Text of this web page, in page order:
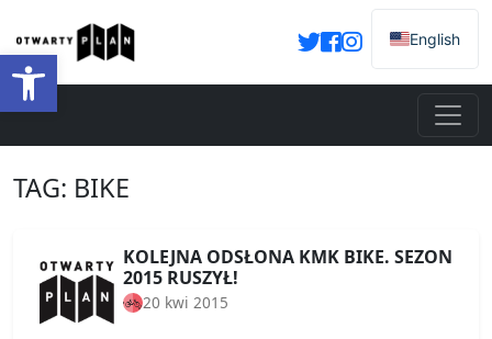
Otwórz pasek narzędzi
English
TAG: BIKE
KOLEJNA ODSŁONA KMK BIKE. SEZON
2015 RUSZYŁ!
20 kwi 2015